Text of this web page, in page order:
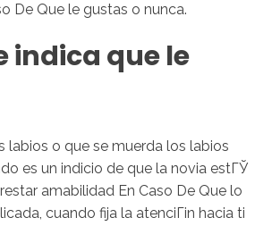
De Que le gustas o nunca.
indica que le
labios o que se muerda los labios
es un indicio de que la novia estГЎ
amabilidad En Caso De Que lo
cuando fija la atenciГіn hacia ti